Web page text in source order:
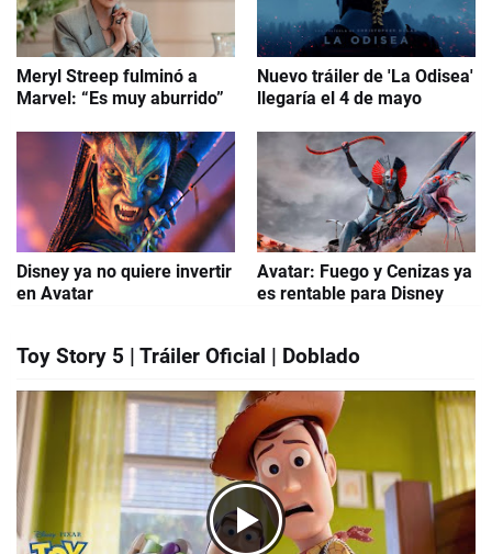
Meryl Streep fulminó a
Marvel: “Es muy aburrido”
Nuevo tráiler de 'La Odisea'
llegaría el 4 de mayo
Disney ya no quiere invertir
en Avatar
Avatar: Fuego y Cenizas ya
es rentable para Disney
Toy Story 5 | Tráiler Oficial | Doblado